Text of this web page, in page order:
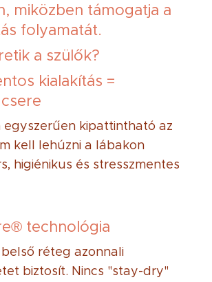
miközben támogatja a
folyamatát.
a szülők?
kialakítás =
egyszerűen kipattintható az
kell lehúzni a lábakon
higiénikus és stresszmentes
technológia
réteg azonnali
biztosít. Nincs "stay-dry"